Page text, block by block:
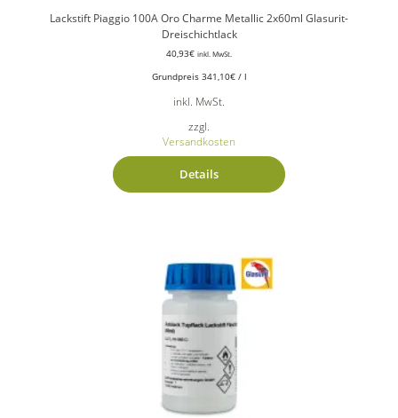
Lackstift Piaggio 100A Oro Charme Metallic 2x60ml Glasurit-
Dreischichtlack
40,93€ inkl. MwSt.
Grundpreis 341,10€/ l
inkl. MwSt.
zzgl.
Versandkosten
Details